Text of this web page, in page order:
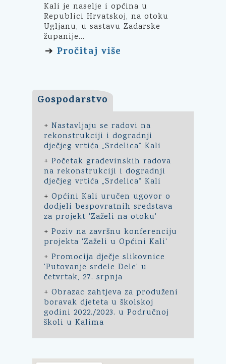
Kali je naselje i općina u
Republici Hrvatskoj, na otoku
Ugljanu, u sastavu Zadarske
županije...
➔ Pročitaj više
Gospodarstvo
+ Nastavljaju se radovi na
rekonstrukciji i dogradnji
dječjeg vrtića „Srdelica“ Kali
+ Početak građevinskih radova
na rekonstrukciji i dogradnji
dječjeg vrtića „Srdelica“ Kali
+ Općini Kali uručen ugovor o
dodjeli bespovratnih sredstava
za projekt 'Zaželi na otoku'
+ Poziv na završnu konferenciju
projekta 'Zaželi u Općini Kali'
+ Promocija dječje slikovnice
'Putovanje srdele Dele' u
četvrtak, 27. srpnja
+ Obrazac zahtjeva za produženi
boravak djeteta u školskoj
godini 2022./2023. u Područnoj
školi u Kalima